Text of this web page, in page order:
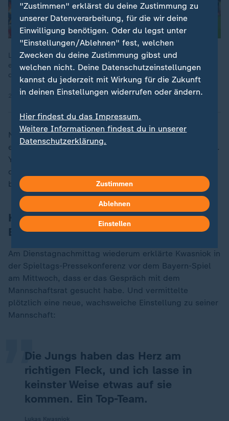
Lange sieht es bei der Partie Köln gegen Union Berlin nach
einer Punkteteilung aus. Dann gibt es eine Rote Karte gegen
den Effzeh und einen Gewaltschuss der Eisernen zum Sieg.
22.12.2025 | 7:37 min
Nach der Partie in Heidenheim wurde im Kölner Block
ein Plakat entrollt, auf dem "Kwasni Yok" zu lesen war.
Yok wiederum ist ein türkisches Wort, das auch in der
deutschen Jugendsprache benutzt wird und so viel
bedeutet wie "geht nicht", "gibt's nicht" oder "nein".
Kwasniok mit verbaler Wende vor dem
Bayern-Spiel
Am Dienstagnachmittag wiederum erklärte Kwasniok in
der Spieltags-Pressekonferenz vor dem Bayern-Spiel
am Mittwoch, dass er das Gespräch mit dem
Mannschaftsrat gesucht habe. Und vermittelte
plötzlich eine neue, wachsweiche Einstellung zu seiner
Mannschaft:
Die Jungs haben das Herz am
richtigen Fleck, und ich lasse in
keinster Weise etwas auf sie
kommen. Ein Top-Team.
„
"Zustimmen" erklärst du deine Zustimmung zu
unserer Datenverarbeitung, für die wir deine
Einwilligung benötigen. Oder du legst unter
"Einstellungen/Ablehnen" fest, welchen
Zwecken du deine Zustimmung gibst und
welchen nicht. Deine Datenschutzeinstellungen
kannst du jederzeit mit Wirkung für die Zukunft
in deinen Einstellungen widerrufen oder ändern.
Hier findest du das Impressum.
Weitere Informationen findest du in unserer
Datenschutzerklärung.
Zustimmen
Ablehnen
Einstellen